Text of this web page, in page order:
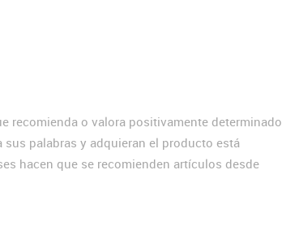
recomienda o valora positivamente determinado
palabras y adquieran el producto está
hacen que se recomienden artículos desde